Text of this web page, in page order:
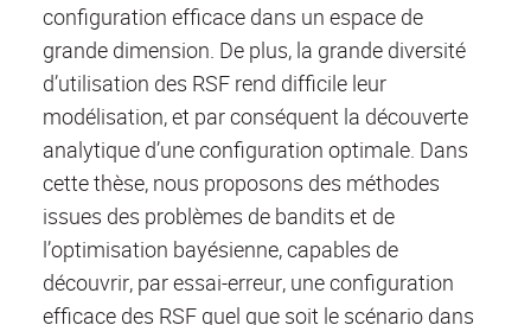
configuration efficace dans un espace de
grande dimension. De plus, la grande diversité
d’utilisation des RSF rend difficile leur
modélisation, et par conséquent la découverte
analytique d’une configuration optimale. Dans
cette thèse, nous proposons des méthodes
issues des problèmes de bandits et de
l’optimisation bayésienne, capables de
découvrir, par essai-erreur, une configuration
efficace des RSF quel que soit le scénario dans